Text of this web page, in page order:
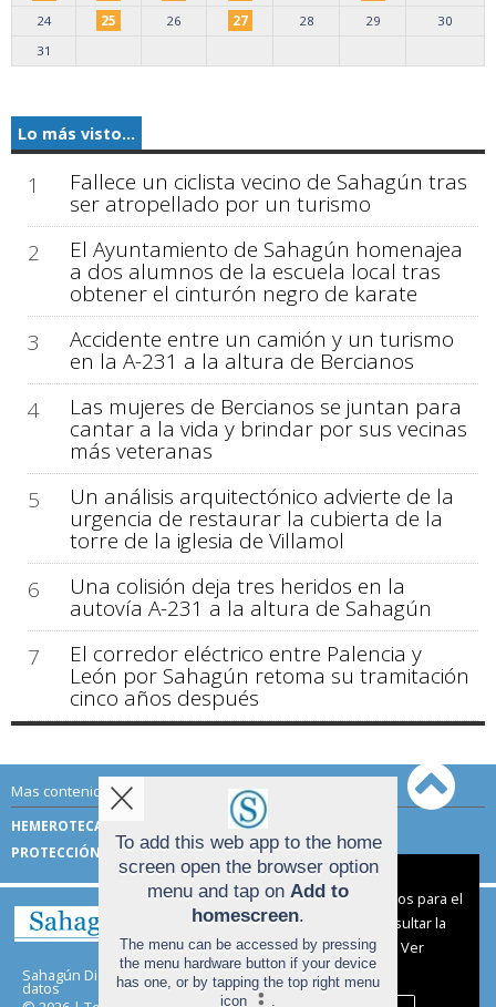
24
25 26 27 28 29
30
31
Lo más visto...
1 Fallece un ciclista vecino de Sahagún tras
ser atropellado por un turismo
2
El Ayuntamiento de Sahagún homenajea
a dos alumnos de la escuela local tras
obtener el cinturón negro de karate
3
Accidente entre un camión y un turismo
en la A-231 a la altura de Bercianos
4
Las mujeres de Bercianos se juntan para
cantar a la vida y brindar por sus vecinas
más veteranas
5
Un análisis arquitectónico advierte de la
urgencia de restaurar la cubierta de la
torre de la iglesia de Villamol
6
Una colisión deja tres heridos en la
autovía A-231 a la altura de Sahagún
7
El corredor eléctrico entre Palencia y
León por Sahagún retoma su tramitación
cinco años después
Mas contenido de Sahagún Digital:
HEMEROTECA
TÉRMINOS DE USO
PROTECCIÓN DE DATOS
Sahagún Digital | Términos de uso|Protección de
datos
Aviso sobre el Uso de cookies:
Utilizamos cookies nuestras y de terceros para el
funcionamiento del digital. Puedes consultar la
lista de cookies y como desconectarlas.
Ver
nuestra Política de Privacidad y Cookies
To add this web app to the home
screen open the browser option
menu and tap on Add to
homescreen.
The menu can be accessed by pressing
the menu hardware button if your device
has one, or by tapping the top right menu
icon
.